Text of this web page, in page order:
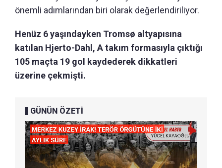
önemli adımlarından biri olarak değerlendiriliyor.
Henüz 6 yaşındayken Tromsø altyapısına
katılan Hjerto-Dahl, A takım formasıyla çıktığı
105 maçta 19 gol kaydederek dikkatleri
üzerine çekmişti.
GÜNÜN ÖZETİ